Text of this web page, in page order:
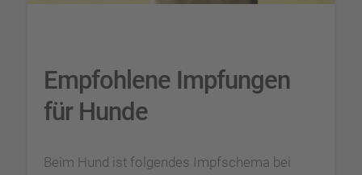
Empfohlene Impfungen
für Hunde
Beim Hund ist folgendes Impfschema bei